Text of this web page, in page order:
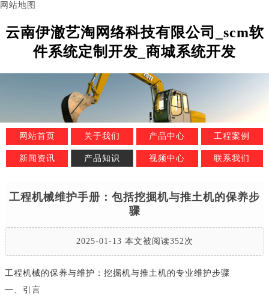
网站地图
云南伊澈艺淘网络科技有限公司_scm软
件系统定制开发_商城系统开发
网站首页 关于我们 产品中心 工程案例
新闻资讯 产品知识 视频中心 联系我们
工程机械维护手册：包括挖掘机与推土机的保养步
骤
2025-01-13 本文被阅读352次
工程机械的保养与维护：挖掘机与推土机的专业维护步骤
一、引言